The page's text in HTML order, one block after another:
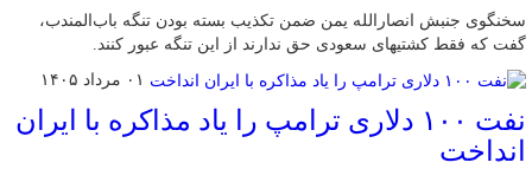
سخنگوی جنبش انصارالله یمن ضمن تکذیب بسته بودن تنگه باب‌المندب،
گفت که فقط کشتیهای سعودی حق ندارند از این تنگه عبور کنند.
۰۱ مرداد ۱۴۰۵
نفت ۱۰۰ دلاری ترامپ را یاد مذاکره با ایران
انداخت